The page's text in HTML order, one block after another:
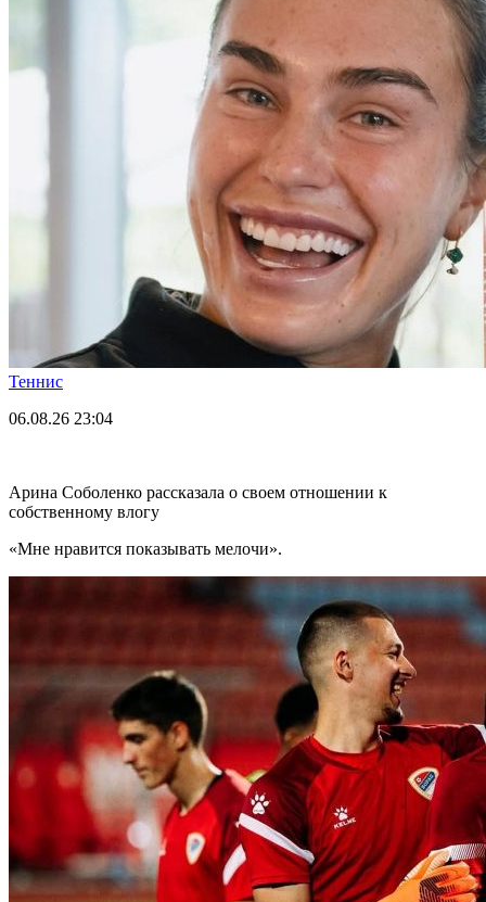
Теннис
06.08.26 23:04
Арина Соболенко рассказала о своем отношении к
собственному влогу
«Мне нравится показывать мелочи».